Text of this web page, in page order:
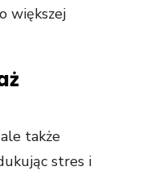
większej
także
stres i